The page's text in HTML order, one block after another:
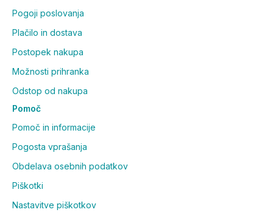
Pogoji poslovanja
Plačilo in dostava
Postopek nakupa
Možnosti prihranka
Odstop od nakupa
Pomoč
Pomoč in informacije
Pogosta vprašanja
Obdelava osebnih podatkov
Piškotki
Nastavitve piškotkov